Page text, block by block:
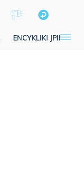
ENCYKLIKI JPII